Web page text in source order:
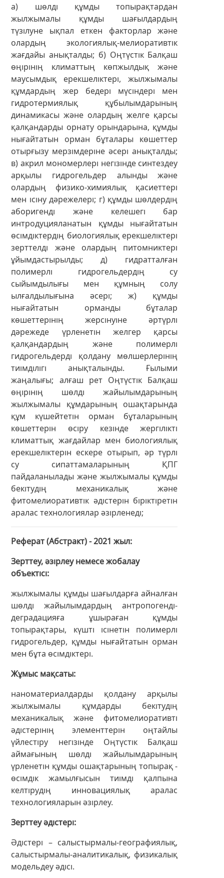
а) шөлді құмды топырақтардан
жылжымалы құмды шағылдардың
түзілуне ықпал еткен факторлар және
олардың экологиялық-мелиоративтік
жағдайы анықталды; б) Оңтүстік Балқаш
өңірінің климаттың көпжылдық және
маусымдық ерекшеліктері, жылжымалы
құмдардың жер бедері мүсіндері мен
гидротермиялық құбылымдарының
динамикасы және олардың желге қарсы
қалқандарды орнату орындарына, құмды
нығайтатын орман бұталары көшеттер
отырғызу мерзімдеріне әсері анықталды;
в) акрил мономерлері негізінде синтездеу
арқылы гидрогельдер алынды және
олардың физико-химиялық қасиеттері
мен ісіну дәрежелері; г) құмды шөлдердің
аборигенді және келешегі бар
интродуцияланатын құмды нығайтатын
өсімдіктердің биологиялық ерекшеліктері
зерттелді және олардың питомниктері
ұйымдастырылды; д) гидратталған
полимерлі гидрогельдердің су
сыйымдылығы мен құмның солу
ылғалдылығына әсері; ж) құмды
нығайтатын орманды бұталар
көшеттерінің жерсінуіне әртүрлі
дәрежеде үрленетін желгер қарсы
қалқандардың және полимерлі
гидрогельдерді қолдану мөлшерлерінің
тиімділігі анықталынды. Ғылыми
жаңалығы; алғаш рет Оңтүстік Балқаш
өңірінің шөлді жайылымдарының
жылжымалы құмдарының ошақтарында
құм күшейтетін орман бұталарының
көшеттерін өсіру кезінде жергілікті
климаттық жағдайлар мен биологиялық
ерекшеліктерін ескере отырып, әр түрлі
су сипаттамаларының ҚПГ
пайдаланылады және жылжымалы құмды
бекітудің механикалық және
фитомелиоративтік әдістерін біріктіретін
аралас технологиялар әзірленеді;
Реферат (Абстракт) - 2021 жыл
Зерттеу, әзірлеу немесе жобалау
объектісі
жылжымалы құмды шағылдарға айналған
шөлді жайылымдардың антропогенді-
деградацияға ұшыраған құмды
топырақтары, күшті ісінетін полимерлі
гидрогельдер, құмды нығайтатын орман
мен бұта өсімдіктері.
Жұмыс мақсаты
наноматериалдарды қолдану арқылы
жылжымалы құмдарды бекітудің
механикалық және фитомелиоративті
әдістерінің элементтерін оңтайлы
үйлестіру негізінде Оңтүстік Балқаш
аймағының шөлді жайылымдарының
үрленетін құмды ошақтарының топырақ -
өсімдік жамылғысын тиімді қалпына
келтірудің инновациялық аралас
технологияларын әзірлеу.
Зерттеу әдістері
Әдістері – салыстырмалы-географиялық,
салыстырмалы-аналитикалық, физикалық
модельдеу әдісі.